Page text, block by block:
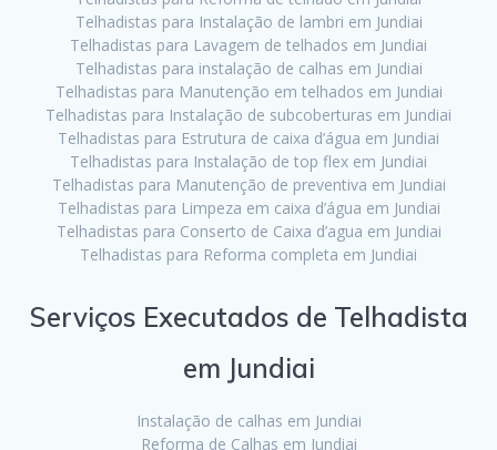
Telhadistas para Instalação de lambri em Jundiai
Telhadistas para Lavagem de telhados em Jundiai
Telhadistas para instalação de calhas em Jundiai
Telhadistas para Manutenção em telhados em Jundiai
Telhadistas para Instalação de subcoberturas em Jundiai
Telhadistas para Estrutura de caixa d’água em Jundiai
Telhadistas para Instalação de top flex em Jundiai
Telhadistas para Manutenção de preventiva em Jundiai
Telhadistas para Limpeza em caixa d’água em Jundiai
Telhadistas para Conserto de Caixa d’agua em Jundiai
Telhadistas para Reforma completa em Jundiai
Serviços Executados de Telhadista
em Jundiai
Instalação de calhas em Jundiai
Reforma de Calhas em Jundiai